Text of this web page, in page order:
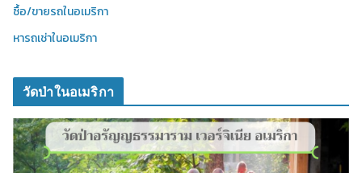
ซื้อ/ขายรถในอเมริกา
หารถเช่าในอเมริกา
วัดป่าในอเมริกา